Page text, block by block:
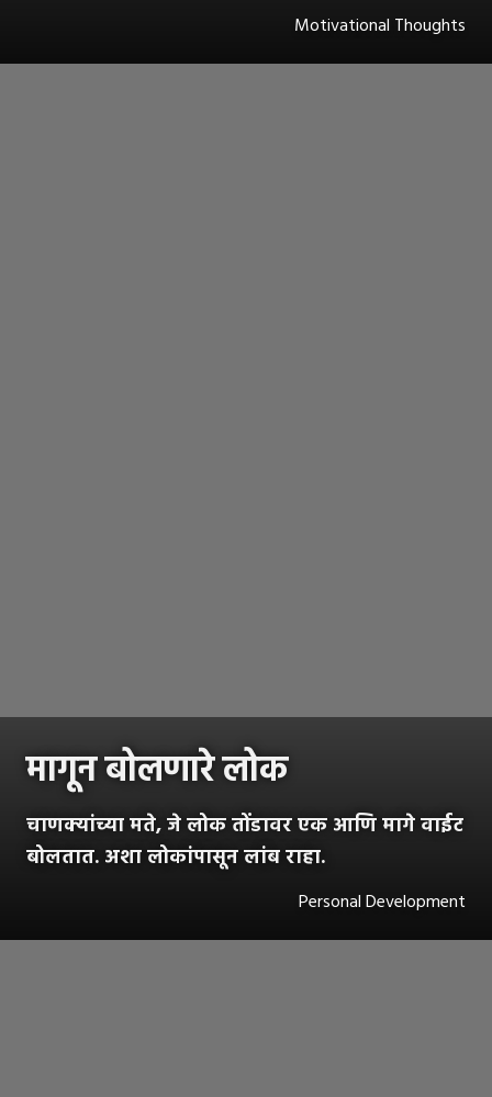
Motivational Thoughts
मागून बोलणारे लोक
चाणक्यांच्या मते, जे लोक तोंडावर एक आणि मागे वाईट
बोलतात. अशा लोकांपासून लांब राहा.
Personal Development